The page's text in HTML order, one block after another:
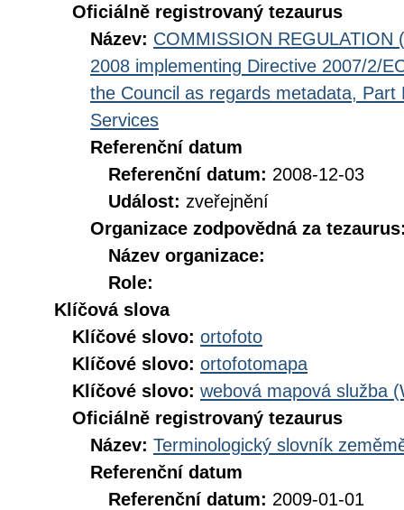
Oficiálně registrovaný tezaurus
Název: COMMISSION REGULATION
2008 implementing Directive 2007/2/
the Council as regards metadata,
Services
Referenční datum
Referenční datum: 2008-12-03
Událost: zveřejnění
Organizace zodpovědná za
Název organizace:
Role:
Klíčová slova
Klíčové slovo: ortofoto
Klíčové slovo: ortofotomapa
Klíčové slovo: webová mapová služba
Oficiálně registrovaný tezaurus
Název: Terminologický slovník
Referenční datum
Referenční datum: 2009-01-01